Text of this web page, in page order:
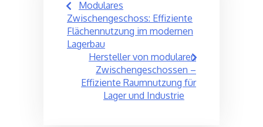
navigation
Modulares
Zwischengeschoss: Effiziente
Flächennutzung im modernen
Lagerbau
Hersteller von modularen
Zwischengeschossen –
Effiziente Raumnutzung für
Lager und Industrie